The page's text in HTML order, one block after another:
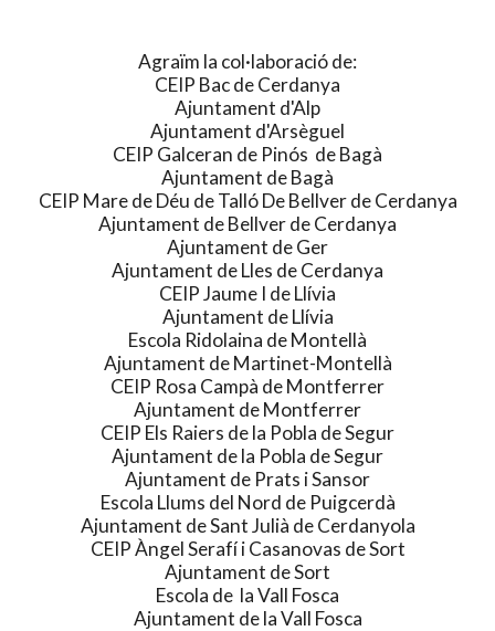
Agraïm la col·laboració de:
CEIP Bac de Cerdanya
Ajuntament d'Alp
Ajuntament d'Arsèguel
CEIP Galceran de Pinós de Bagà
Ajuntament de Bagà
CEIP Mare de Déu de Talló De Bellver de Cerdanya
Ajuntament de Bellver de Cerdanya
Ajuntament de Ger
Ajuntament de Lles de Cerdanya
CEIP Jaume I de Llívia
Ajuntament de Llívia
Escola Ridolaina de Montellà
Ajuntament de Martinet-Montellà
CEIP Rosa Campà de Montferrer
Ajuntament de Montferrer
CEIP Els Raiers de la Pobla de Segur
Ajuntament de la Pobla de Segur
Ajuntament de Prats i Sansor
Escola Llums del Nord de Puigcerdà
Ajuntament de Sant Julià de Cerdanyola
CEIP Àngel Serafí i Casanovas de Sort
Ajuntament de Sort
Escola de la Vall Fosca
Ajuntament de la Vall Fosca